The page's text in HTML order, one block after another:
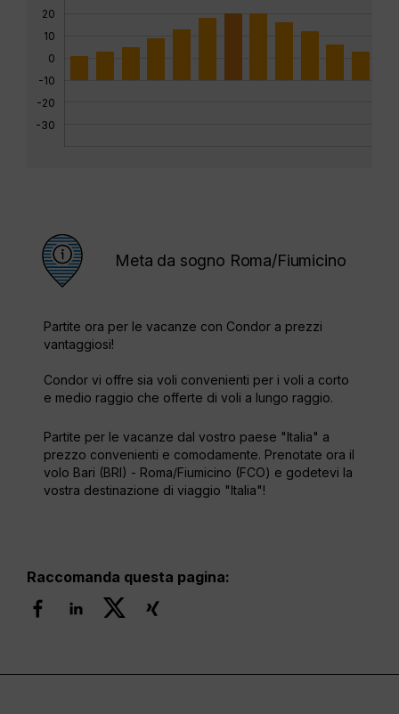
20
10
0
-10
-20
-30
Meta da sogno Roma/Fiumicino
Partite ora per le vacanze con Condor a prezzi
vantaggiosi!
Condor vi offre sia voli convenienti per i voli a corto
e medio raggio che offerte di voli a lungo raggio.
Partite per le vacanze dal vostro paese "Italia" a
prezzo convenienti e comodamente. Prenotate ora il
volo Bari (BRI) - Roma/Fiumicino (FCO) e godetevi la
vostra destinazione di viaggio "Italia"!
Raccomanda questa pagina: